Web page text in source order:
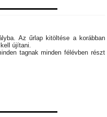
Az űrlap kitöltése a korábban
újítani.
tagnak minden félévben részt